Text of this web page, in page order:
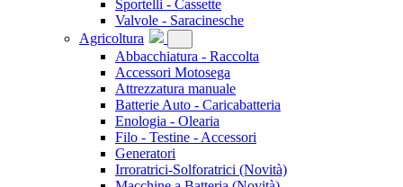
Sportelli - Cassette
Valvole - Saracinesche
Agricoltura
Abbacchiatura - Raccolta
Accessori Motosega
Attrezzatura manuale
Batterie Auto - Caricabatteria
Enologia - Olearia
Filo - Testine - Accessori
Generatori
Irroratrici-Solforatrici (Novità)